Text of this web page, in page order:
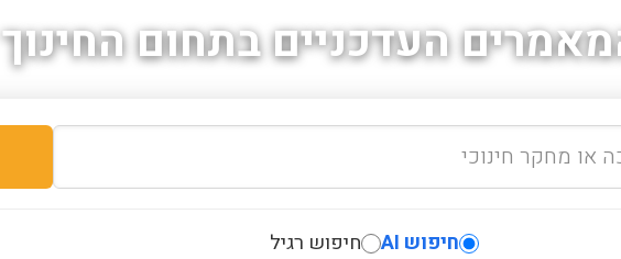
העדכניים בתחום החינוך
חיפוש AI חיפוש רגיל